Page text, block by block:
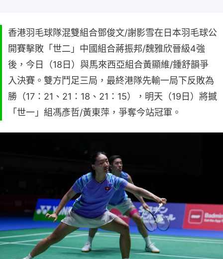
香港羽毛球隊混雙組合鄧俊文/謝影雪在日本羽毛球公
開賽擊敗「世二」中國組合蔣振邦/魏雅欣晉級4強
後，今日（18日）與馬來西亞組合黃顯維/鍾舒韻爭
入決賽。雙方鬥足三局，最終港隊先輸一局下反敗為
勝（17：21、21：18、21：15），明天（19日）將撼
「世一」組馮彥哲/黃東萍，爭奪今站冠軍。